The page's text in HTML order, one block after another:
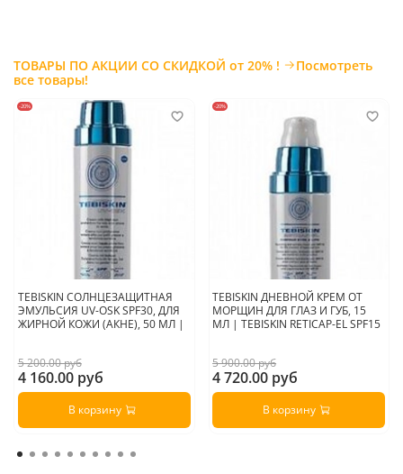
ТОВАРЫ ПО АКЦИИ СО СКИДКОЙ от 20% !
Посмотреть
все товары!
-20%
TEBISKIN СОЛНЦЕЗАЩИТНАЯ
ЭМУЛЬСИЯ UV-OSK SPF30, ДЛЯ
ЖИРНОЙ КОЖИ (АКНЕ), 50 МЛ |
5 200.00 руб
4 160.00 руб
В корзину
-20%
TEBISKIN ДНЕВНОЙ КРЕМ ОТ
МОРЩИН ДЛЯ ГЛАЗ И ГУБ, 15
МЛ | TEBISKIN RETICAP-EL SPF15
5 900.00 руб
4 720.00 руб
В корзину